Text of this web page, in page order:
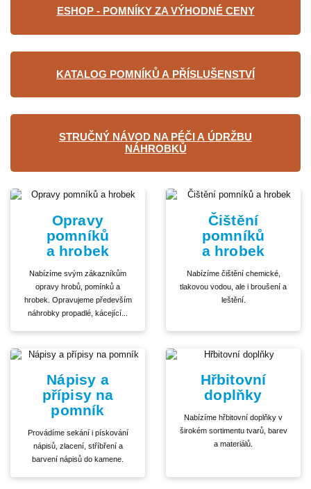
ESHOP - POMNÍKY ZA VÝHODNÉ CENY
KATALOG POMNÍKŮ A PŘÍSLUŠENSTVÍ
STRUČNÝ NÁVOD NA PÉČI A ÚDRŽBU
NÁHROBKŮ
Opravy
pomníků
a hrobek
Nabízíme svým zákazníkům
opravy hrobů, pomínků a
hrobek. Opravujeme především
náhrobky propadlé, kácející...
Čištění
pomníků
a hrobek
Nabízíme čištění chemické,
tlakovou vodou, ale i broušení a
leštění.
Nápisy a
přípisy na
pomník
Provádíme sekání i pískování
nápisů, zlacení, stříbření a
barvení nápisů do kamene.
Hřbitovní
doplňky
Nabízíme hřbitovní doplňky v
širokém sortimentu tvarů, barev
a materiálů.